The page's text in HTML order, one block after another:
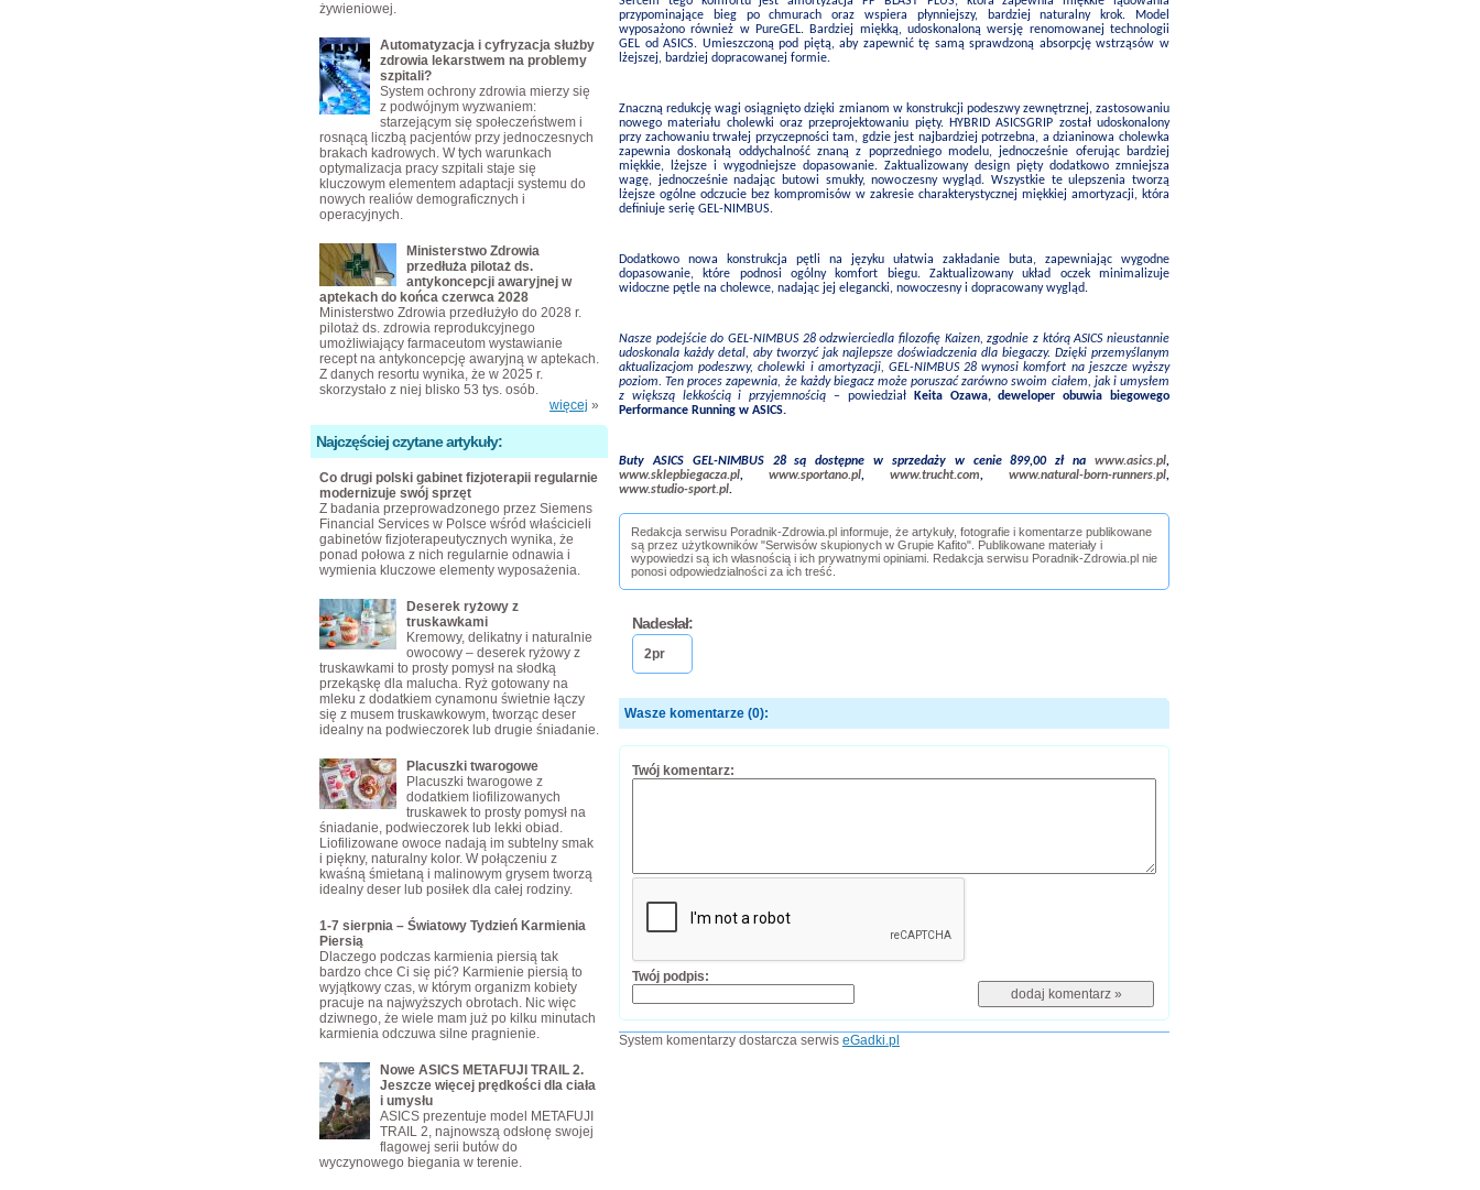
przypominające bieg po chmurach oraz wspiera płynniejszy, bardziej naturalny krok. Model
wyposażono również w PureGEL. Bardziej miękką, udoskonaloną wersję renomowanej technologii
GEL od ASICS. Umieszczoną pod piętą, aby zapewnić tę samą sprawdzoną absorpcję wstrząsów w
lżejszej, bardziej dopracowanej formie.
Znaczną redukcję wagi osiągnięto dzięki zmianom w konstrukcji podeszwy zewnętrznej, zastosowaniu
nowego materiału cholewki oraz przeprojektowaniu pięty. HYBRID ASICSGRIP został udoskonalony
przy zachowaniu trwałej przyczepności tam, gdzie jest najbardziej potrzebna, a dzianinowa cholewka
zapewnia doskonałą oddychalność znaną z poprzedniego modelu, jednocześnie oferując bardziej
miękkie, lżejsze i wygodniejsze dopasowanie. Zaktualizowany design pięty dodatkowo zmniejsza
wagę, jednocześnie nadając butowi smukły, nowoczesny wygląd. Wszystkie te ulepszenia tworzą
lżejsze ogólne odczucie bez kompromisów w zakresie charakterystycznej miękkiej amortyzacji, która
definiuje serię GEL-NIMBUS.
Dodatkowo nowa konstrukcja pętli na języku ułatwia zakładanie buta, zapewniając wygodne
dopasowanie, które podnosi ogólny komfort biegu. Zaktualizowany układ oczek minimalizuje
widoczne pętle na cholewce, nadając jej elegancki, nowoczesny i dopracowany wygląd.
Nasze podejście do GEL-NIMBUS 28 odzwierciedla filozofię Kaizen, zgodnie z którą ASICS nieustannie
udoskonala każdy detal, aby tworzyć jak najlepsze doświadczenia dla biegaczy. Dzięki przemyślanym
aktualizacjom podeszwy, cholewki i amortyzacji, GEL-NIMBUS 28 wynosi komfort na jeszcze wyższy
poziom. Ten proces zapewnia, że każdy biegacz może poruszać zarówno swoim ciałem, jak i umysłem
z większą lekkością i przyjemnością – powiedział
Keita Ozawa, deweloper obuwia biegowego
Performance Running w ASICS.
Buty ASICS GEL-NIMBUS 28 są dostępne w sprzedaży w cenie 899,00 zł na www.asics.pl,
www.sklepbiegacza.pl, www.sportano.pl, www.trucht.com, www.natural-born-runners.pl,
www.studio-sport.pl.
Redakcja serwisu Poradnik-Zdrowia.pl informuje, że artykuły, fotografie i komentarze publikowane
są przez użytkowników "Serwisów skupionych w Grupie Kafito". Publikowane materiały i
wypowiedzi są ich własnością i ich prywatnymi opiniami. Redakcja serwisu Poradnik-Zdrowia.pl nie
ponosi odpowiedzialności za ich treść.
Nadesłał:
2pr
Wasze komentarze (0):
Twój komentarz:
Twój podpis:
System komentarzy dostarcza serwis eGadki.pl
żywieniowej.
Automatyzacja i cyfryzacja służby
zdrowia lekarstwem na problemy
szpitali?
System ochrony zdrowia mierzy się
z podwójnym wyzwaniem:
starzejącym się społeczeństwem i
rosnącą liczbą pacjentów przy jednoczesnych
brakach kadrowych. W tych warunkach
optymalizacja pracy szpitali staje się
kluczowym elementem adaptacji systemu do
nowych realiów demograficznych i
operacyjnych.
Ministerstwo Zdrowia
przedłuża pilotaż ds.
antykoncepcji awaryjnej w
aptekach do końca czerwca 2028
Ministerstwo Zdrowia przedłużyło do 2028 r.
pilotaż ds. zdrowia reprodukcyjnego
umożliwiający farmaceutom wystawianie
recept na antykoncepcję awaryjną w aptekach.
Z danych resortu wynika, że w 2025 r.
skorzystało z niej blisko 53 tys. osób.
więcej »
Najczęściej czytane artykuły:
Co drugi polski gabinet fizjoterapii regularnie
modernizuje swój sprzęt
Z badania przeprowadzonego przez Siemens
Financial Services w Polsce wśród właścicieli
gabinetów fizjoterapeutycznych wynika, że
ponad połowa z nich regularnie odnawia i
wymienia kluczowe elementy wyposażenia.
Deserek ryżowy z
truskawkami
Kremowy, delikatny i naturalnie
owocowy – deserek ryżowy z
truskawkami to prosty pomysł na słodką
przekąskę dla malucha. Ryż gotowany na
mleku z dodatkiem cynamonu świetnie łączy
się z musem truskawkowym, tworząc deser
idealny na podwieczorek lub drugie śniadanie.
Placuszki twarogowe
Placuszki twarogowe z
dodatkiem liofilizowanych
truskawek to prosty pomysł na
śniadanie, podwieczorek lub lekki obiad.
Liofilizowane owoce nadają im subtelny smak
i piękny, naturalny kolor. W połączeniu z
kwaśną śmietaną i malinowym grysem tworzą
idealny deser lub posiłek dla całej rodziny.
1-7 sierpnia – Światowy Tydzień Karmienia
Piersią
Dlaczego podczas karmienia piersią tak
bardzo chce Ci się pić? Karmienie piersią to
wyjątkowy czas, w którym organizm kobiety
pracuje na najwyższych obrotach. Nic więc
dziwnego, że wiele mam już po kilku minutach
karmienia odczuwa silne pragnienie.
Nowe ASICS METAFUJI TRAIL 2.
Jeszcze więcej prędkości dla ciała
i umysłu
ASICS prezentuje model METAFUJI
TRAIL 2, najnowszą odsłonę swojej
flagowej serii butów do
wyczynowego biegania w terenie.